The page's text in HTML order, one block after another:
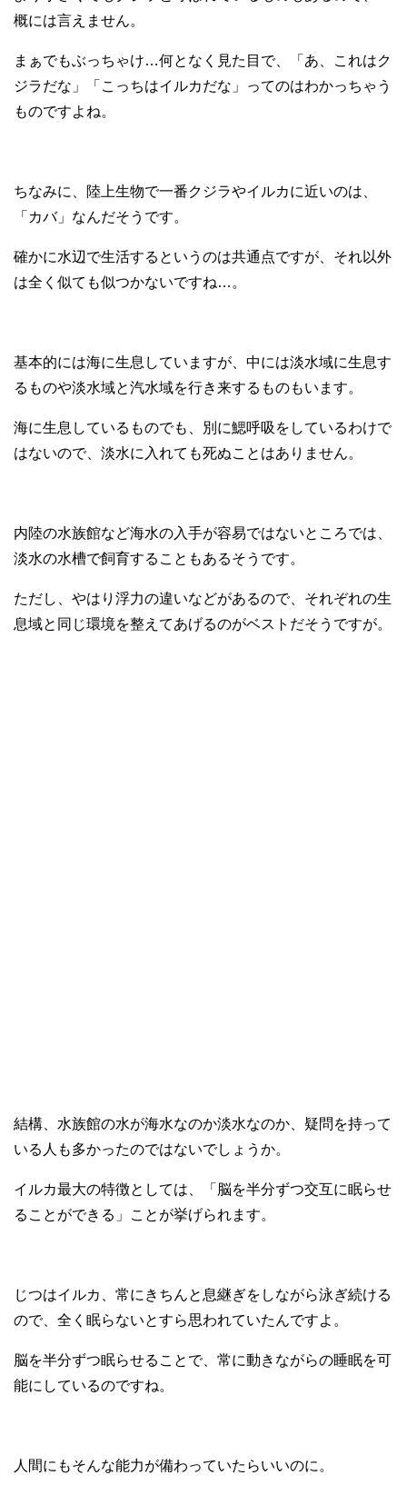
概には言えません。
まぁでもぶっちゃけ…何となく見た目で、「あ、これはク
ジラだな」「こっちはイルカだな」ってのはわかっちゃう
ものですよね。
ちなみに、陸上生物で一番クジラやイルカに近いのは、
「カバ」なんだそうです。
確かに水辺で生活するというのは共通点ですが、それ以外
は全く似ても似つかないですね…。
基本的には海に生息していますが、中には淡水域に生息す
るものや淡水域と汽水域を行き来するものもいます。
海に生息しているものでも、別に鰓呼吸をしているわけで
はないので、淡水に入れても死ぬことはありません。
内陸の水族館など海水の入手が容易ではないところでは、
淡水の水槽で飼育することもあるそうです。
ただし、やはり浮力の違いなどがあるので、それぞれの生
息域と同じ環境を整えてあげるのがベストだそうですが。
結構、水族館の水が海水なのか淡水なのか、疑問を持って
いる人も多かったのではないでしょうか。
イルカ最大の特徴としては、「脳を半分ずつ交互に眠らせ
ることができる」ことが挙げられます。
じつはイルカ、常にきちんと息継ぎをしながら泳ぎ続ける
ので、全く眠らないとすら思われていたんですよ。
脳を半分ずつ眠らせることで、常に動きながらの睡眠を可
能にしているのですね。
人間にもそんな能力が備わっていたらいいのに。